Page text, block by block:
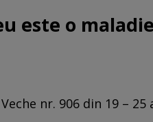
este o
nr. 906 din 19 – 25